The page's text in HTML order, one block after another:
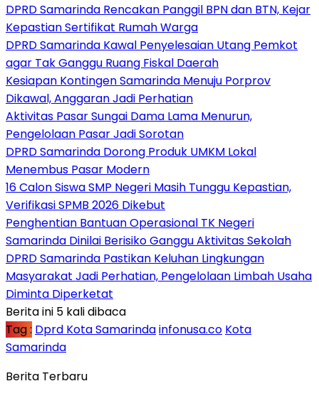
DPRD Samarinda Rencakan Panggil BPN dan BTN, Kejar
Kepastian Sertifikat Rumah Warga
DPRD Samarinda Kawal Penyelesaian Utang Pemkot
agar Tak Ganggu Ruang Fiskal Daerah
Kesiapan Kontingen Samarinda Menuju Porprov
Dikawal, Anggaran Jadi Perhatian
Aktivitas Pasar Sungai Dama Lama Menurun,
Pengelolaan Pasar Jadi Sorotan
DPRD Samarinda Dorong Produk UMKM Lokal
Menembus Pasar Modern
16 Calon Siswa SMP Negeri Masih Tunggu Kepastian,
Verifikasi SPMB 2026 Dikebut
Penghentian Bantuan Operasional TK Negeri
Samarinda Dinilai Berisiko Ganggu Aktivitas Sekolah
DPRD Samarinda Pastikan Keluhan Lingkungan
Masyarakat Jadi Perhatian, Pengelolaan Limbah Usaha
Diminta Diperketat
Berita ini 5 kali dibaca
Tag : Dprd Kota Samarindainfonusa.co Kota
Samarinda
Berita Terbaru